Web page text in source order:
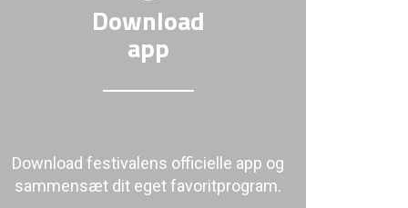
Download
app
Download festivalens officielle app og
sammensæt dit eget favoritprogram.